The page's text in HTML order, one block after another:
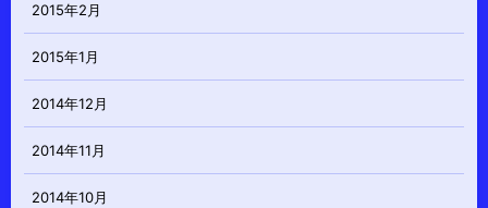
2015年2月
2015年1月
2014年12月
2014年11月
2014年10月